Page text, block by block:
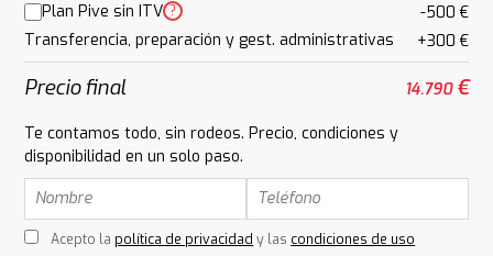
Plan Pive sin ITV ?
-500 €
Transferencia, preparación y gest. administrativas
+300 €
Precio final 14.790€
Te contamos todo, sin rodeos. Precio, condiciones y
disponibilidad en un solo paso.
Acepto la política de privacidad y las condiciones de uso